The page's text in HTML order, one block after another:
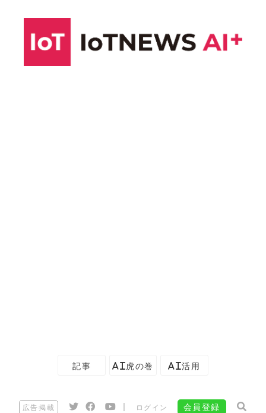
記事 AI虎の巻 AI活用
広告掲載 ログイン 会員登録